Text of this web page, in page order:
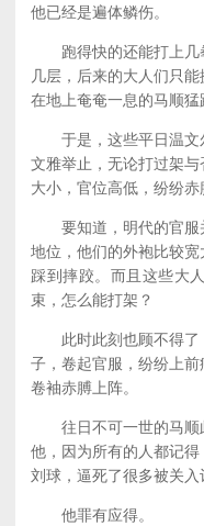
他已经是遍体鳞伤。
跑得快的还能打上几
几层，后来的大人们只
在地上奄奄一息的马顺猛
于是，这些平日温文
文雅举止，无论打过架
大小，官位高低，纷纷赤
要知道，明代的官服
地位，他们的外袍比较
踩到摔跤。而且这些大
束，怎么能打架？
此时此刻也顾不得了
子，卷起官服，纷纷上
卷袖赤膊上阵。
往日不可一世的马顺
他，因为所有的人都记
刘球，逼死了很多被关入
他罪有应得。